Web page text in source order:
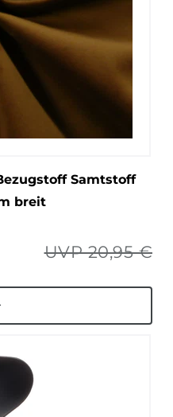
Samtstoff
breit
UVP 20,95 €